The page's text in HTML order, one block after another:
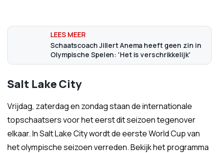
Schaatscoach Jillert Anema heeft geen zin in
Olympische Spelen: 'Het is verschrikkelijk'
Salt Lake City
Vrijdag, zaterdag en zondag staan de internationale
topschaatsers voor het eerst dit seizoen tegenover
elkaar. In Salt Lake City wordt de eerste World Cup van
het olympische seizoen verreden. Bekijk het programma